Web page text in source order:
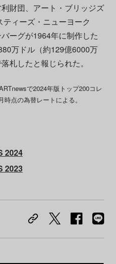
財団、アート・ブリッジズ
ィーズ・ニューヨーク
ーグが1964年に制作した
万ドル（約129億6000万
札したと報じられた。
で2024年版トップ200コレ
点の為替レートによる。
2024
2023